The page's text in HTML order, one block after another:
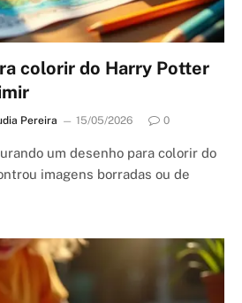
colorir do Harry Potter
Pereira 15/05/2026 0
um desenho para colorir do
imagens borradas ou de